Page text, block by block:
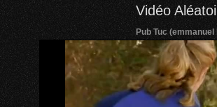
Vidéo
Pub Tuc (emmanuel